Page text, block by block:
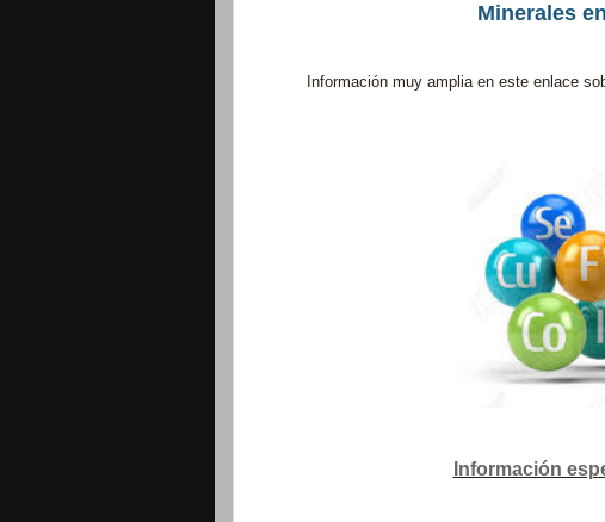
Minerales
Información muy amplia en este enlace
Información